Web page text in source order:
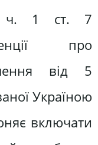
ч. 1 ст. 7
про
від 5
Україною
включати